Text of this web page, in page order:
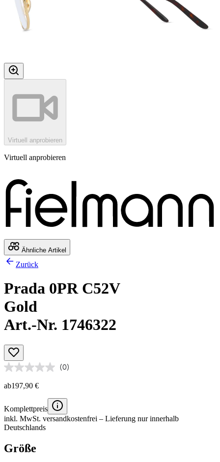
Virtuell anprobieren
Virtuell anprobieren
Ähnliche Artikel
Zurück
Prada 0PR C52V
Gold
Art.-Nr. 1746322
(0)
ab197,90 €
Komplettpreis
inkl. MwSt. versandkostenfrei – Lieferung nur innerhalb
Deutschlands
Größe